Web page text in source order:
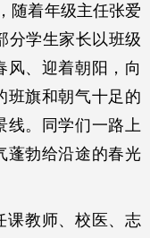
随着年级主任张爱
分学生家长以班级
风、迎着朝阳，向
班旗和朝气十足的
线。同学们一路上
蓬勃给沿途的春光
课教师、校医、志